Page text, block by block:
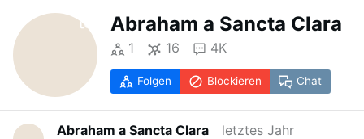
Abraham a Sancta Clara
1 16 4K
Folgen Blockieren Chat
Abraham a Sancta Clara letztes Jahr